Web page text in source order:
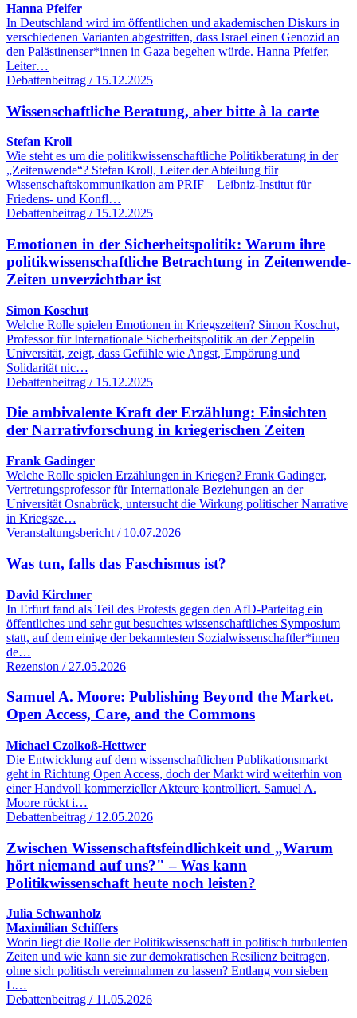
Hanna Pfeifer
In Deutschland wird im öffentlichen und akademischen Diskurs in
verschiedenen Varianten abgestritten, dass Israel einen Genozid an
den Palästinenser*innen in Gaza begehen würde. Hanna Pfeifer,
Leiter…
Debattenbeitrag / 15.12.2025
Wissenschaftliche Beratung, aber bitte à la carte
Stefan Kroll
Wie steht es um die politikwissenschaftliche Politikberatung in der
„Zeitenwende“? Stefan Kroll, Leiter der Abteilung für
Wissenschaftskommunikation am PRIF – Leibniz-Institut für
Friedens- und Konfl…
Debattenbeitrag / 15.12.2025
Emotionen in der Sicherheitspolitik: Warum ihre
politikwissenschaftliche Betrachtung in Zeitenwende-
Zeiten unverzichtbar ist
Simon Koschut
Welche Rolle spielen Emotionen in Kriegszeiten? Simon Koschut,
Professor für Internationale Sicherheitspolitik an der Zeppelin
Universität, zeigt, dass Gefühle wie Angst, Empörung und
Solidarität nic…
Debattenbeitrag / 15.12.2025
Die ambivalente Kraft der Erzählung: Einsichten
der Narrativforschung in kriegerischen Zeiten
Frank Gadinger
Welche Rolle spielen Erzählungen in Kriegen? Frank Gadinger,
Vertretungsprofessor für Internationale Beziehungen an der
Universität Osnabrück, untersucht die Wirkung politischer Narrative
in Kriegsze…
Veranstaltungsbericht / 10.07.2026
Was tun, falls das Faschismus ist?
David Kirchner
In Erfurt fand als Teil des Protests gegen den AfD-Parteitag ein
öffentliches und sehr gut besuchtes wissenschaftliches Symposium
statt, auf dem einige der bekanntesten Sozialwissenschaftler*innen
de…
Rezension / 27.05.2026
Samuel A. Moore: Publishing Beyond the Market.
Open Access, Care, and the Commons
Michael Czolkoß-Hettwer
Die Entwicklung auf dem wissenschaftlichen Publikationsmarkt
geht in Richtung Open Access, doch der Markt wird weiterhin von
einer Handvoll kommerzieller Akteure kontrolliert. Samuel A.
Moore rückt i…
Debattenbeitrag / 12.05.2026
Zwischen Wissenschaftsfeindlichkeit und „Warum
hört niemand auf uns?" – Was kann
Politikwissenschaft heute noch leisten?
Julia Schwanholz
Maximilian Schiffers
Worin liegt die Rolle der Politikwissenschaft in politisch turbulenten
Zeiten und wie kann sie zur demokratischen Resilienz beitragen,
ohne sich politisch vereinnahmen zu lassen? Entlang von sieben
L…
Debattenbeitrag / 11.05.2026